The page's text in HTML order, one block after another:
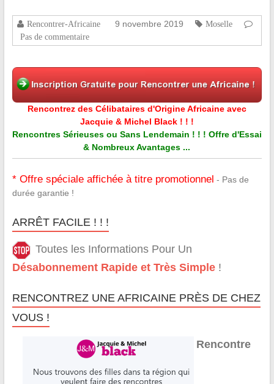
Rencontrer-Africaine 9 novembre 2019
Moselle
Pas de commentaire
Rencontrez des Célibataires d'Origine Africaine avec
Jacquie & Michel Black ! ! !
Rencontres Sérieuses ou Sans Lendemain ! ! ! Offre d'Essai
& Nombreux Avantages ...
* Offre spéciale affichée à titre promotionnel - Pas de
durée garantie !
ARRÊT FACILE ! ! !
Toutes les Informations Pour Un
Désabonnement Rapide et Très Simple!
RENCONTREZ UNE AFRICAINE PRÈS DE CHEZ
VOUS !
Rencontre